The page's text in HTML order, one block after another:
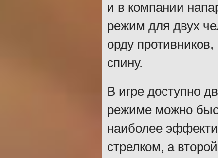
и в компании
режим для двух
орду
спину.
В игре доступно
режиме можно
наиболее
стрелком, а